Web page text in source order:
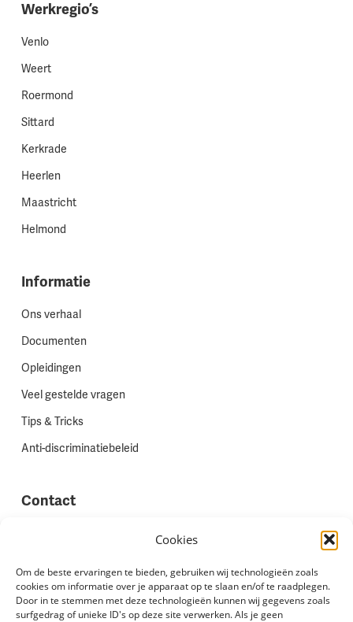
Cookies
Om de beste ervaringen te bieden, gebruiken wij technologieën zoals
cookies om informatie over je apparaat op te slaan en/of te raadplegen.
Door in te stemmen met deze technologieën kunnen wij gegevens zoals
surfgedrag of unieke ID's op deze site verwerken. Als je geen
Werkregio’s
Venlo
Weert
Roermond
Sittard
Kerkrade
Heerlen
Maastricht
Helmond
Informatie
Ons verhaal
Documenten
Opleidingen
Veel gestelde vragen
Tips & Tricks
Anti-discriminatiebeleid
Contact
Site feedback
Klachten